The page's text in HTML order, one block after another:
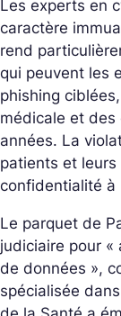
Les experts en
caractère
rend
qui peuvent les
phishing
médicale et des
années. La
patients et
confidentialité à
Le parquet de
judiciaire pour
de données »,
spécialisée